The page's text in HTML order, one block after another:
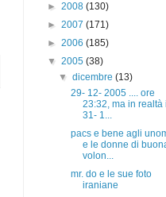
► 2008 (130)
► 2007 (171)
► 2006 (185)
▼ 2005 (38)
▼dicembre(13)
29- 12- 2005 .... ore
23:32, ma in realtà il
31- 1...
pacs e bene agli
e le donne di
volon...
mr. do e le sue foto
iraniane